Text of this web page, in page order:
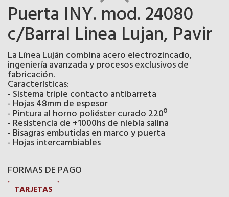
Puerta INY. mod. 24080
c/Barral Linea Lujan, Pavir
La Línea Luján combina acero electrozincado,
ingeniería avanzada y procesos exclusivos de
fabricación.
Características:
- Sistema triple contacto antibarreta
- Hojas 48mm de espesor
- Pintura al horno poliéster curado 220º
- Resistencia de +1000hs de niebla salina
- Bisagras embutidas en marco y puerta
- Hojas intercambiables
FORMAS DE PAGO
TARJETAS